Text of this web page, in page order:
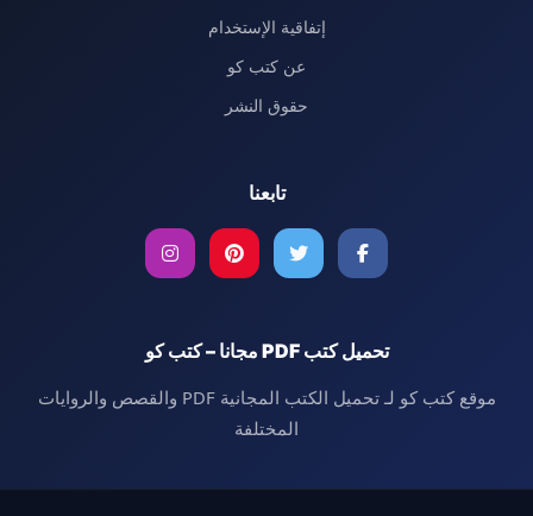
إتفاقية الإستخدام
عن كتب كو
حقوق النشر
تابعنا
تحميل كتب PDF مجانا – كتب كو
موقع كتب كو لـ تحميل الكتب المجانية PDF والقصص والروايات
المختلفة